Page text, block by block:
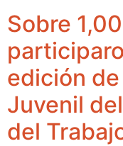
Sobre
edición
Juvenil
del